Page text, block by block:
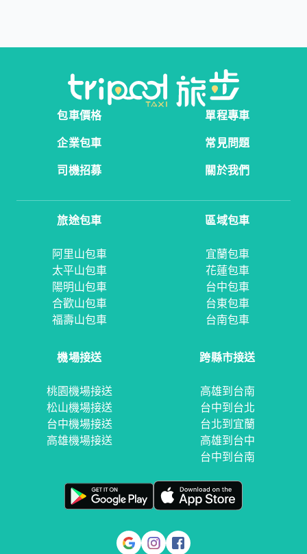
包車價格
單程專車
企業包車
常見問題
司機招募
關於我們
旅途包車
阿里山包車
太平山包車
陽明山包車
合歡山包車
福壽山包車
區域包車
宜蘭包車
花蓮包車
台中包車
台東包車
台南包車
機場接送
桃園機場接送
松山機場接送
台中機場接送
高雄機場接送
跨縣市接送
高雄到台南
台中到台北
台北到宜蘭
高雄到台中
台中到台南